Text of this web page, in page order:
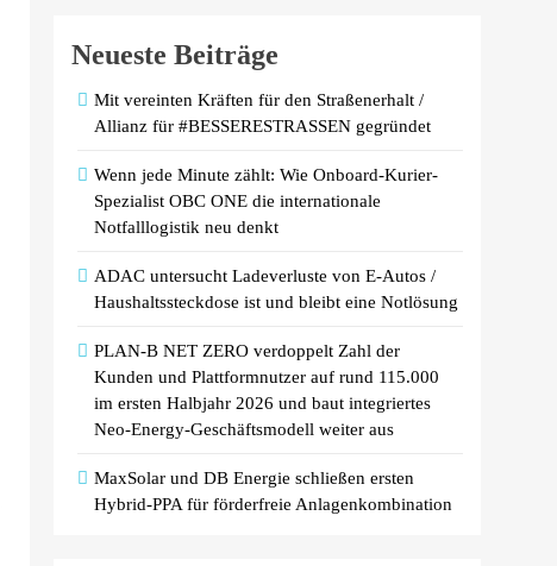
Neueste Beiträge
Mit vereinten Kräften für den Straßenerhalt /
Allianz für #BESSERESTRASSEN gegründet
Wenn jede Minute zählt: Wie Onboard-Kurier-
Spezialist OBC ONE die internationale
Notfalllogistik neu denkt
ADAC untersucht Ladeverluste von E-Autos /
Haushaltssteckdose ist und bleibt eine Notlösung
PLAN-B NET ZERO verdoppelt Zahl der
Kunden und Plattformnutzer auf rund 115.000
im ersten Halbjahr 2026 und baut integriertes
Neo-Energy-Geschäftsmodell weiter aus
MaxSolar und DB Energie schließen ersten
Hybrid-PPA für förderfreie Anlagenkombination